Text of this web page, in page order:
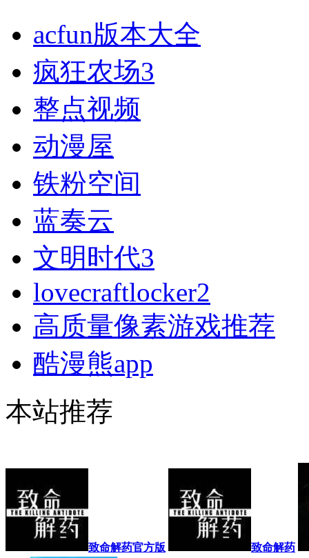
acfun版本大全
疯狂农场3
整点视频
动漫屋
铁粉空间
蓝奏云
文明时代3
lovecraftlocker2
高质量像素游戏推荐
酷漫熊app
本站推荐
致命解药官方版 致命解药